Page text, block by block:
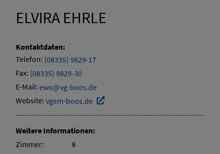
ELVIRA EHRLE
Kontaktdaten:
Telefon: (08335) 9829-17
Fax: (08335) 9829-30
E-Mail: ewo@vg-boos.de
Website: vgem-boos.de
Weitere Informationen:
Zimmer:
8